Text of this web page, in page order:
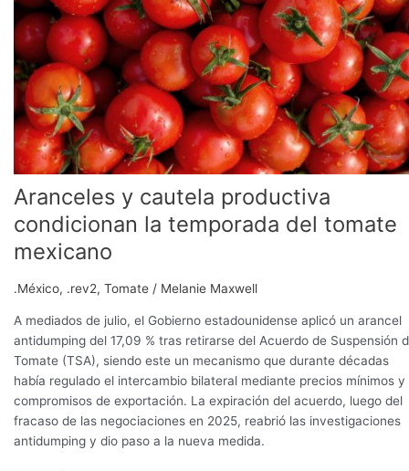
Aranceles y cautela productiva
condicionan la temporada del tomate
mexicano
.México, .rev2, Tomate / Melanie Maxwell
A mediados de julio, el Gobierno estadounidense aplicó un arancel
antidumping del 17,09 % tras retirarse del Acuerdo de Suspensión
Tomate (TSA), siendo este un mecanismo que durante décadas
había regulado el intercambio bilateral mediante precios mínimos y
compromisos de exportación. La expiración del acuerdo, luego del
fracaso de las negociaciones en 2025, reabrió las investigaciones
antidumping y dio paso a la nueva medida.
temporada
del
tomate
mexicano